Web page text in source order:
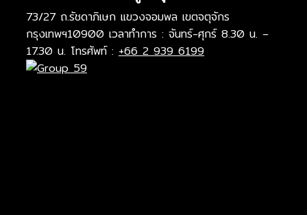
73/27 ถ.รัชดาภิเษก แขวงจอมพล เขตจตุจักร
กรุงเทพฯ10900 เวลาทำการ : จันทร์-ศุกร์ 8.30 น. –
17.30 น. โทรศัพท์ : +66 2 939 6199